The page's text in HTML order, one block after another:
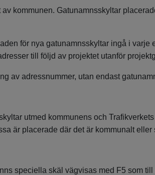
kommunen. Gatunamnsskyltar
för nya gatunamnsskyltar ingå i varje
till följd av projektet utanför
av adressnummer, utan endast
utmed kommunens och
är placerade där det är kommunalt
speciella skäl vägvisas med F5 som